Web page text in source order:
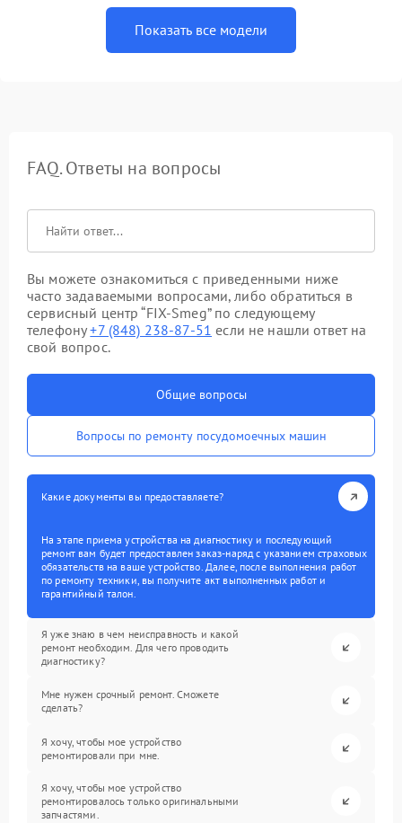
Показать все модели
FAQ. Ответы на вопросы
Вы можете ознакомиться с приведенными ниже
часто задаваемыми вопросами, либо обратиться в
сервисный центр “FIX-Smeg” по следующему
телефону+7 (848) 238-87-51 если не нашли ответ на
свой вопрос.
Общие вопросы
Вопросы по ремонту посудомоечных машин
Какие документы вы предоставляете?
На этапе приема устройства на диагностику и последующий
ремонт вам будет предоставлен заказ-наряд с указанием страховых
обязательств на ваше устройство. Далее, после выполнения работ
по ремонту техники, вы получите акт выполненных работ и
гарантийный талон.
Я уже знаю в чем неисправность и какой
ремонт необходим. Для чего проводить
диагностику?
Мне нужен срочный ремонт. Сможете
сделать?
Я хочу, чтобы мое устройство
ремонтировали при мне.
Я хочу, чтобы мое устройство
ремонтировалось только оригинальными
запчастями.